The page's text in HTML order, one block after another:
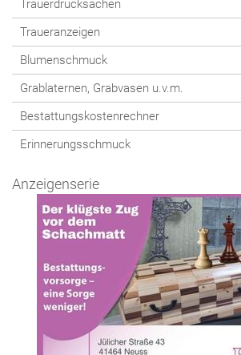
Trauerdrucksachen
Traueranzeigen
Blumenschmuck
Grablaternen, Grabvasen u.v.m.
Bestattungskostenrechner
Erinnerungsschmuck
Anzeigenserie